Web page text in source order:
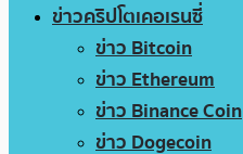
ข่าวคริปโตเคอเรนซี่
ข่าว Bitcoin
ข่าว Ethereum
ข่าว Binance Coin
ข่าว Dogecoin